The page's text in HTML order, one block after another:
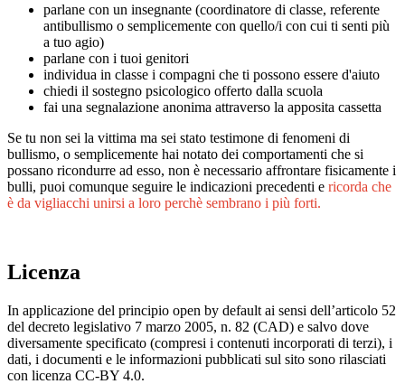
parlane con un insegnante (coordinatore di classe, referente
antibullismo o semplicemente con quello/i con cui ti senti più
a tuo agio)
parlane con i tuoi genitori
individua in classe i compagni che ti possono essere d'aiuto
chiedi il sostegno psicologico offerto dalla scuola
fai una segnalazione anonima attraverso la apposita cassetta
Se tu non sei la vittima ma sei stato testimone di fenomeni di
bullismo, o semplicemente hai notato dei comportamenti che si
possano ricondurre ad esso, non è necessario affrontare fisicamente i
bulli, puoi comunque seguire le indicazioni precedenti e ricorda che
è da vigliacchi unirsi a loro perchè sembrano i più forti.
Licenza
In applicazione del principio open by default ai sensi dell’articolo 52
del decreto legislativo 7 marzo 2005, n. 82 (CAD) e salvo dove
diversamente specificato (compresi i contenuti incorporati di terzi), i
dati, i documenti e le informazioni pubblicati sul sito sono rilasciati
con licenza CC-BY 4.0.